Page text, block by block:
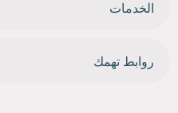
الخدمات
روابط تهمك